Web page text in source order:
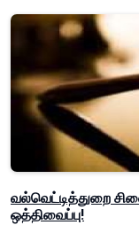
வல்வெட்டித்துறை
ஒத்திவைப்பு!